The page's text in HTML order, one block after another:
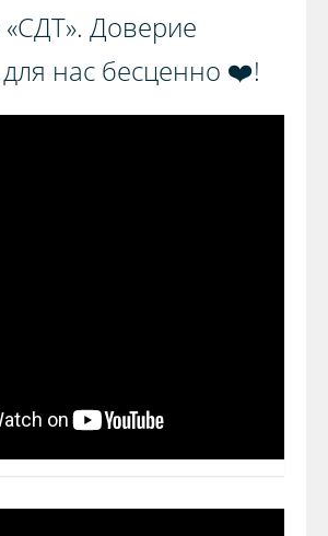
Доверие
нас бесценно ❤️!